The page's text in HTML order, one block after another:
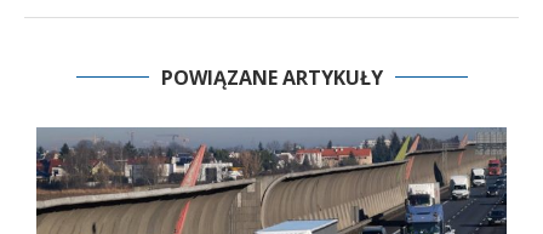
POWIĄZANE ARTYKUŁY